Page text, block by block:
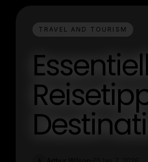
TRAVEL AND TOURISM